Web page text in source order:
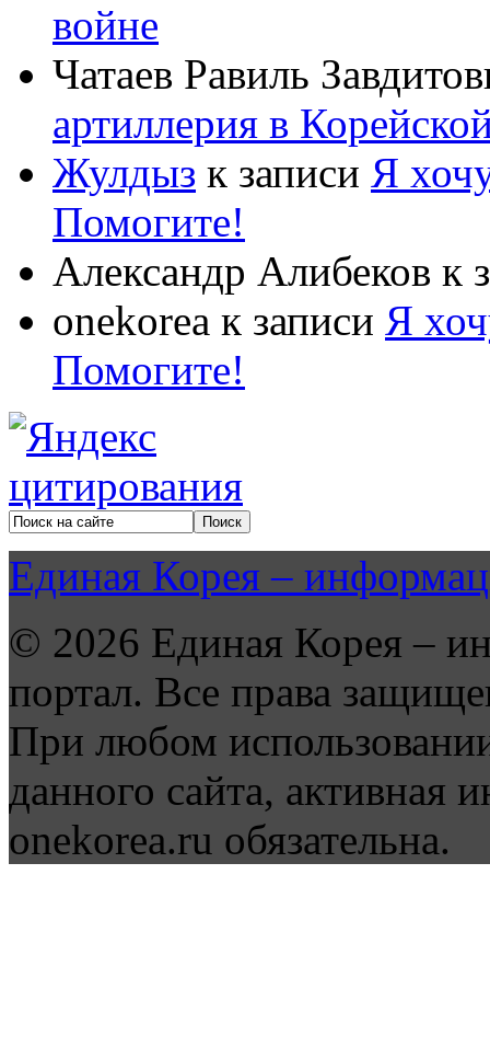
войне
Чатаев Равиль
артиллерия в
Жулдыз к записи Я
Помогите!
Александр Алибеков к
onekorea к записи Я
Помогите!
Единая Корея –
© 2026 Единая Корея –
портал. Все права
При любом
данного сайта, активная
onekorea.ru обязательна.